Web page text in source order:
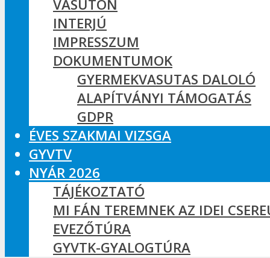
VASÚTON
INTERJÚ
IMPRESSZUM
DOKUMENTUMOK
GYERMEKVASUTAS DALOLÓ
ALAPÍTVÁNYI TÁMOGATÁS
GDPR
ÉVES SZAKMAI VIZSGA
GYVTV
NYÁR 2026
TÁJÉKOZTATÓ
MI FÁN TEREMNEK AZ IDEI
EVEZŐTÚRA
GYVTK-GYALOGTÚRA